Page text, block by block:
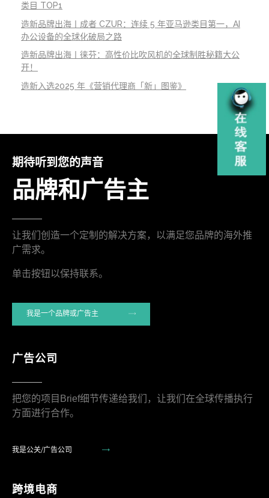
类目 TOP1
造新品牌出海丨成者 CZUR：连续 5 年亚马逊类目第一，AI
办公设备的全球化破局之路
造新品牌出海丨徕芬：高性价比吹风机的全球制胜秘籍大公
开！
造新入选2025 年《营销代理商「新」图鉴》
期待听到您的声音
品牌和广告主
让我们创造一个定制的解决方案，以满足您品牌的海外推
广需求。
单击按钮以保持联系。
我是一个品牌或广告主
广告公司
把您的项目Brief细节传递给我们，让我们在全球传播执行
方面进行合作。
我是公关/广告公司
跨境电商